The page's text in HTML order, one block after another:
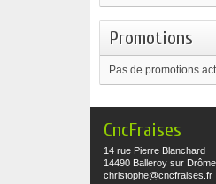
Promotions
Pas de promotions
CncFraises
14 rue Pierre Blanchard
14490 Balleroy sur Drôme
christophe@cncfraises.fr